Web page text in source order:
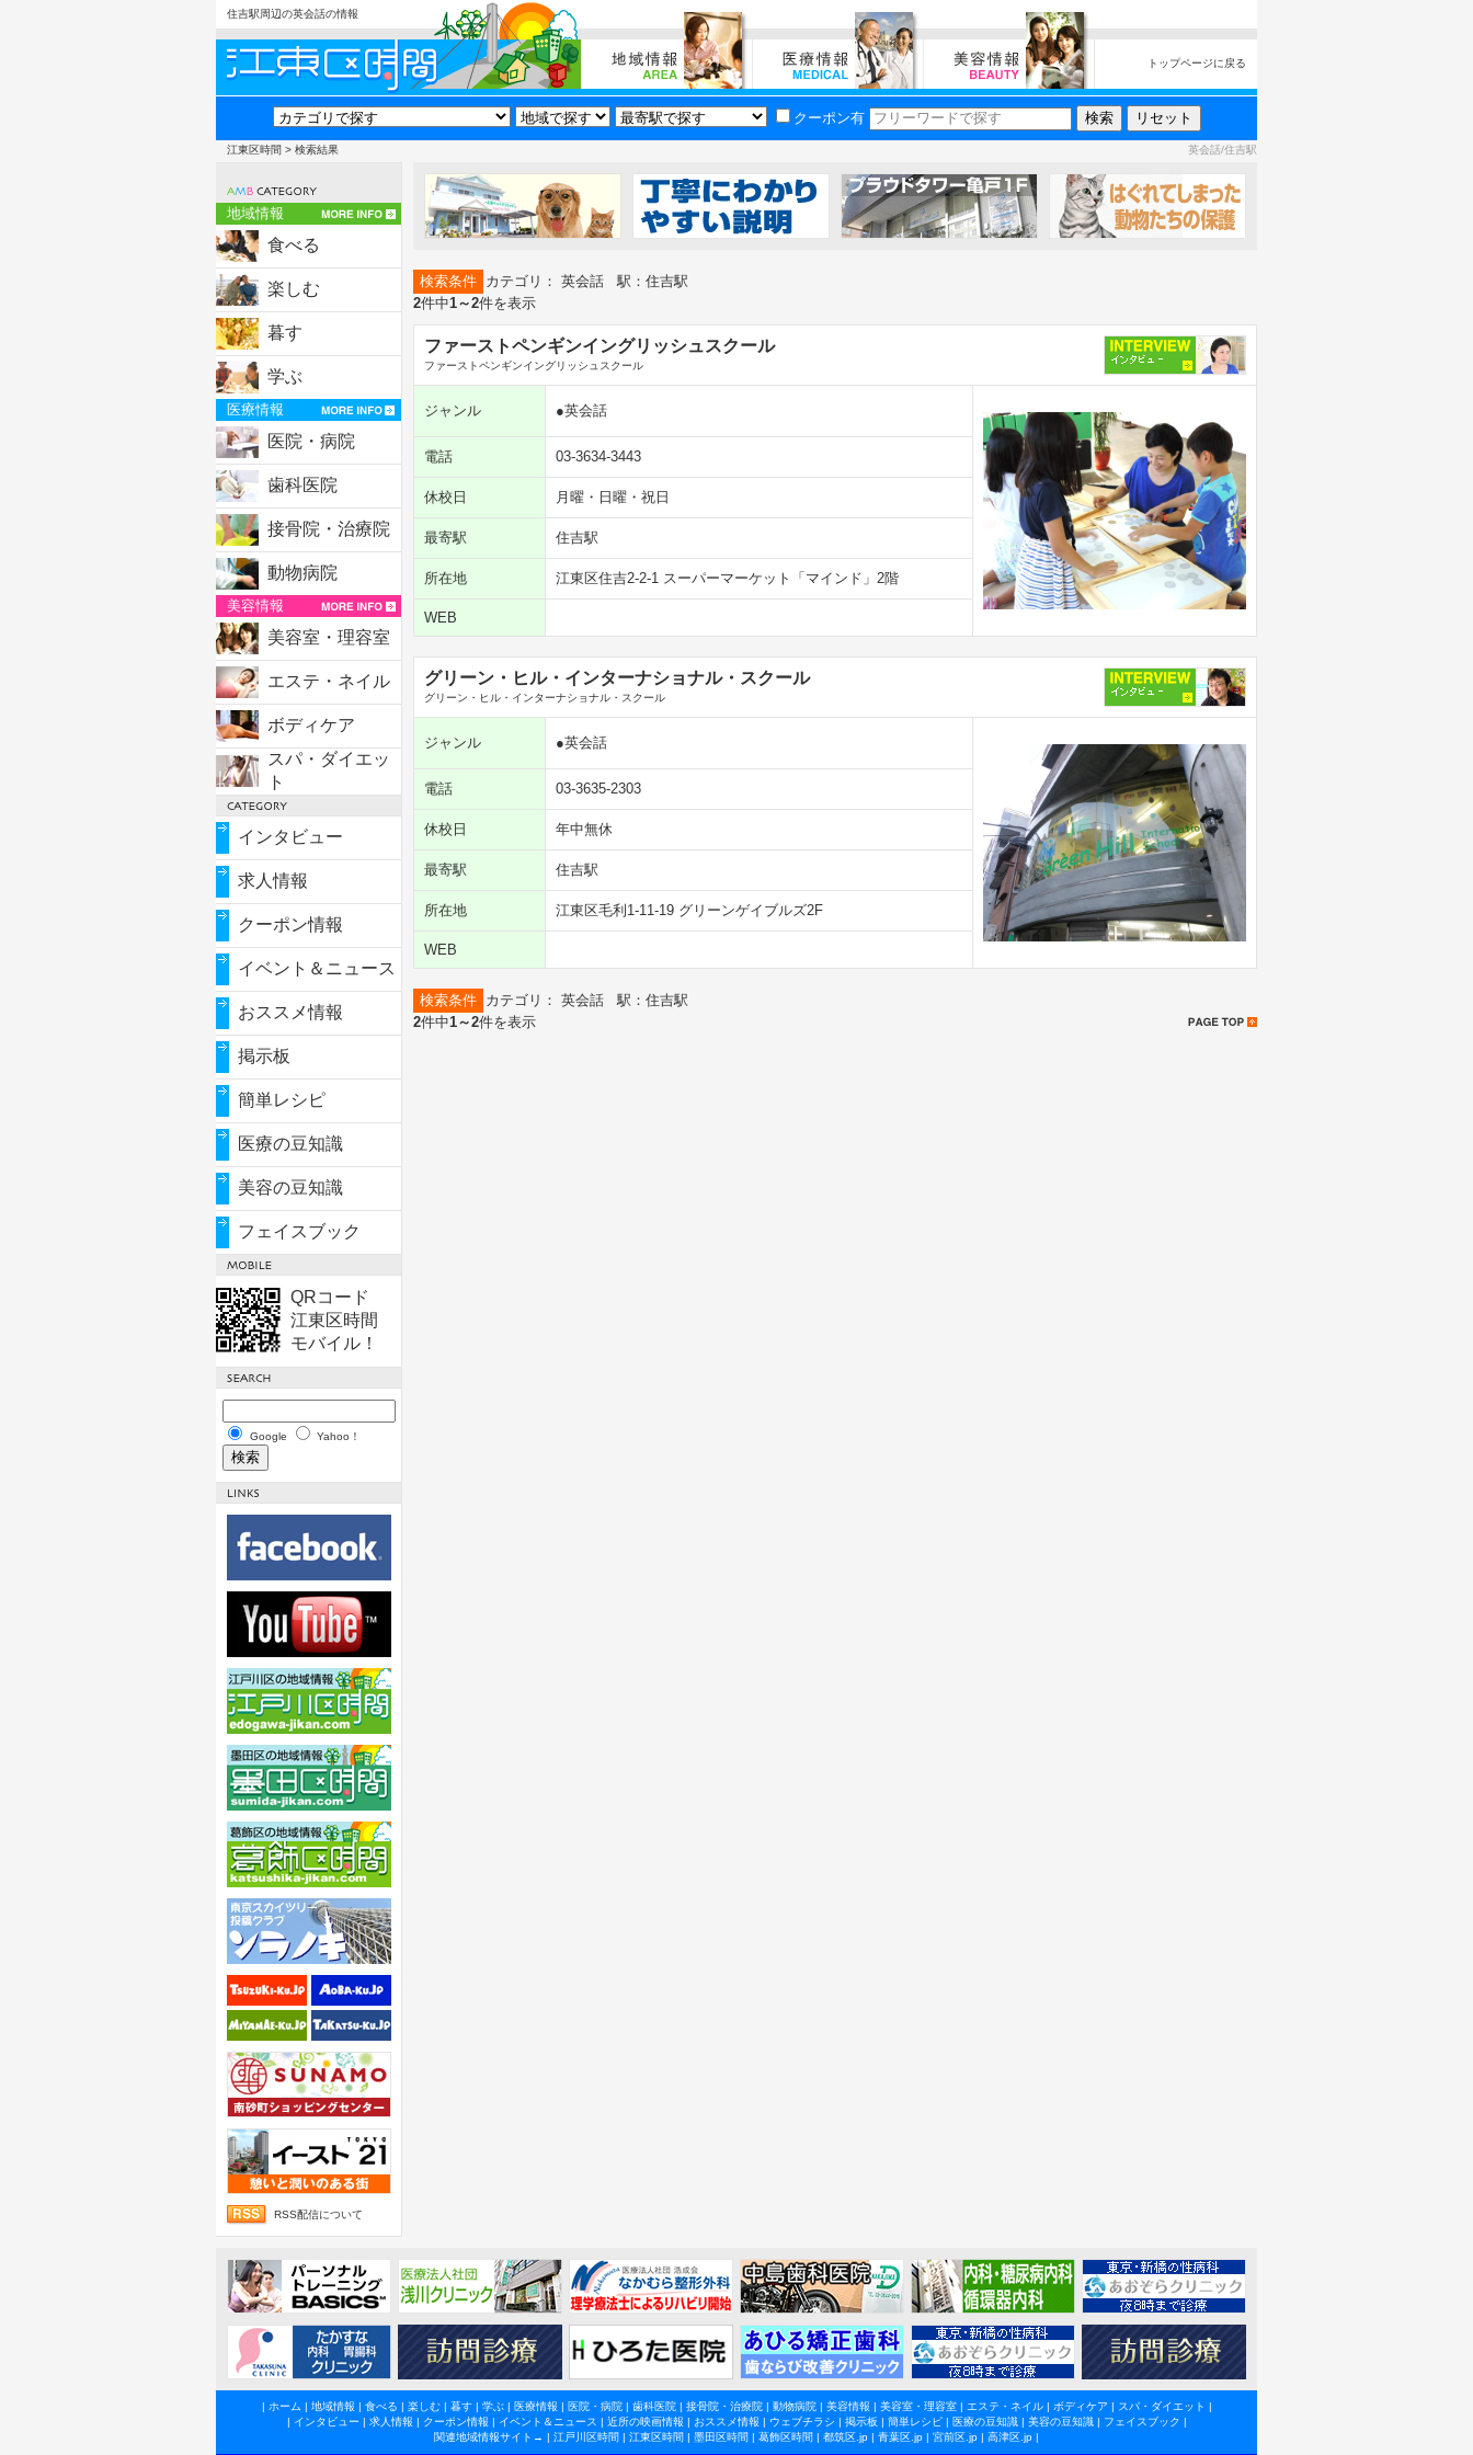
住吉駅周辺の英会話の情報
トップページに戻る
クーポン有
江東区時間 > 検索結果 英会話/住吉駅
地域情報
食べる
楽しむ
暮す
学ぶ
医療情報
医院・病院
歯科医院
接骨院・治療院
動物病院
美容情報
美容室・理容室
エステ・ネイル
ボディケア
スパ・ダイエッ
ト
インタビュー
求人情報
クーポン情報
イベント＆ニュース
おススメ情報
掲示板
簡単レシピ
医療の豆知識
美容の豆知識
フェイスブック
QRコード
江東区時間
モバイル！
Google Yahoo！
RSS配信について
検索条件 カテゴリ： 英会話 駅：住吉駅
2件中1～2件を表示
ファーストペンギンイングリッシュスクール
ファーストペンギンイングリッシュスクール
ジャンル ●英会話
電話 03-3634-3443
休校日 月曜・日曜・祝日
最寄駅 住吉駅
所在地 江東区住吉2-2-1 スーパーマーケット「マインド」2階
WEB
グリーン・ヒル・インターナショナル・スクール
グリーン・ヒル・インターナショナル・スクール
ジャンル ●英会話
電話 03-3635-2303
休校日 年中無休
最寄駅 住吉駅
所在地 江東区毛利1-11‐19 グリーンゲイブルズ2F
WEB
検索条件 カテゴリ： 英会話 駅：住吉駅
2件中1～2件を表示
| ホーム | 地域情報 | 食べる | 楽しむ| 暮す| 学ぶ| 医療情報 | 医院・病院| 歯科医院| 接骨院・治療院| 動物病院| 美容情報 | 美容室・理容室| エステ・ネイル| ボディケア | スパ・ダイエット |
| インタビュー | 求人情報 | クーポン情報 | イベント＆ニュース | 近所の映画情報 | おススメ情報 | ウェブチラシ | 掲示板 | 簡単レシピ| 医療の豆知識| 美容の豆知識| フェイスブック |
関連地域情報サイト→ | 江戸川区時間 | 江東区時間 | 墨田区時間 | 葛飾区時間 | 都筑区.jp | 青葉区.jp | 宮前区.jp | 高津区.jp |